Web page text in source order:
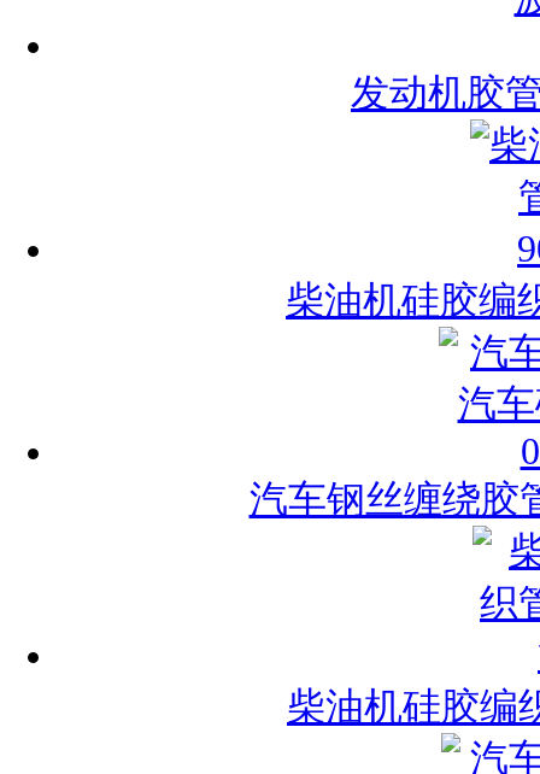
发动机胶
柴油机硅胶编
汽车钢丝缠绕胶
柴油机硅胶编